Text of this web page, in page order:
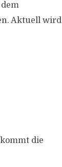
Aktuell wird
die